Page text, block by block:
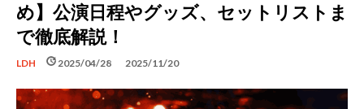
め】公演日程やグッズ、セットリストま
で徹底解説！
LDH schedule 2025/04/28
update 2025/11/20